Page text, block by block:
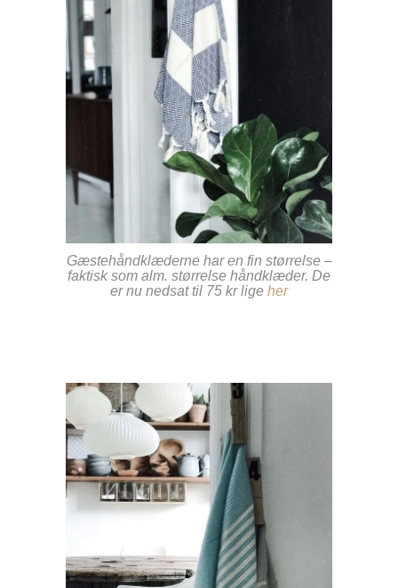
Gæstehåndklæderne har en fin størrelse –
faktisk som alm. størrelse håndklæder. De
er nu nedsat til 75 kr lige her